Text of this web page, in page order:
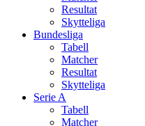
Resultat
Skytteliga
Bundesliga
Tabell
Matcher
Resultat
Skytteliga
Serie A
Tabell
Matcher